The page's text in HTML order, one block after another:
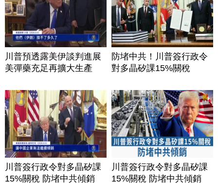
川普預透露美伊談判進展
美彈藥充足再擴大生產
防堵中共！川普簽行政令
對多晶矽課15%關稅
川普簽行政令對多晶矽課
15%關稅 防堵中共傾銷
川普簽行政令對多晶矽課
15%關稅 防堵中共傾銷